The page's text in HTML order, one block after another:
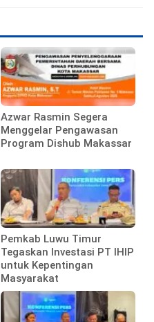
Azwar Rasmin Segera
Menggelar Pengawasan
Program Dishub Makassar
Pemkab Luwu Timur
Tegaskan Investasi PT IHIP
untuk Kepentingan
Masyarakat